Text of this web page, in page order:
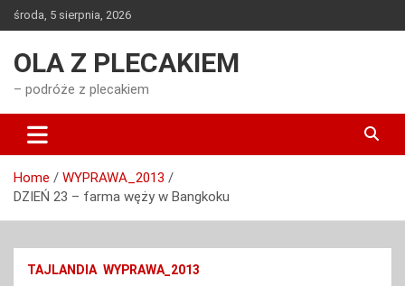
Skip
to
środa, 5 sierpnia, 2026
OLA Z PLECAKIEM
– podróże z plecakiem
Home
WYPRAWA_2013
DZIEŃ 23 – farma węży w Bangkoku
TAJLANDIA WYPRAWA_2013